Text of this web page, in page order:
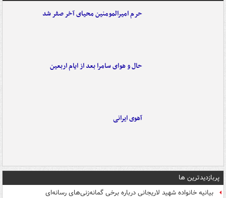
حرم امیرالمومنین محیای آخر صفر شد
حال و هوای سامرا بعد از ایام اربعین
آهوی ایرانی
پربازدیدترین ها
بیانیه خانواده شهید لاریجانی درباره برخی گمانه‌زنی‌های رسانه‌ای